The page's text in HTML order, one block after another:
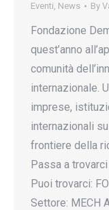
Eventi, News By
Fondazione
quest’anno
comunità
internazionale.
imprese,
internazionali
frontiere della
Passa a
Puoi trovarci:
Settore: MECH